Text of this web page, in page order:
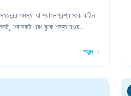
সমস্যা যা শ্বাস-প্রশ্বাসকে কঠিন
শ্বাসকষ্ট এবং বুকে শক্ত হওয়...
পড়ুন